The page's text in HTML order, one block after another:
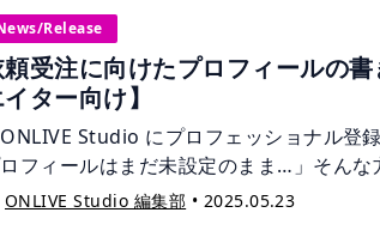
たな出発となった Sound Valley の魅力
しました。 昔からご存じの方も、これか
ってみたいという方も、ぜひご覧くださ
Release
受注に向けたプロフィールの書
ター向け】
ONLIVE Studio にプロフェッショナル登
フィールはまだ未設定のまま…」そんな
ィールの整え方を紹介します。
ONLIVE Studio 編集部 • 2025.05.23